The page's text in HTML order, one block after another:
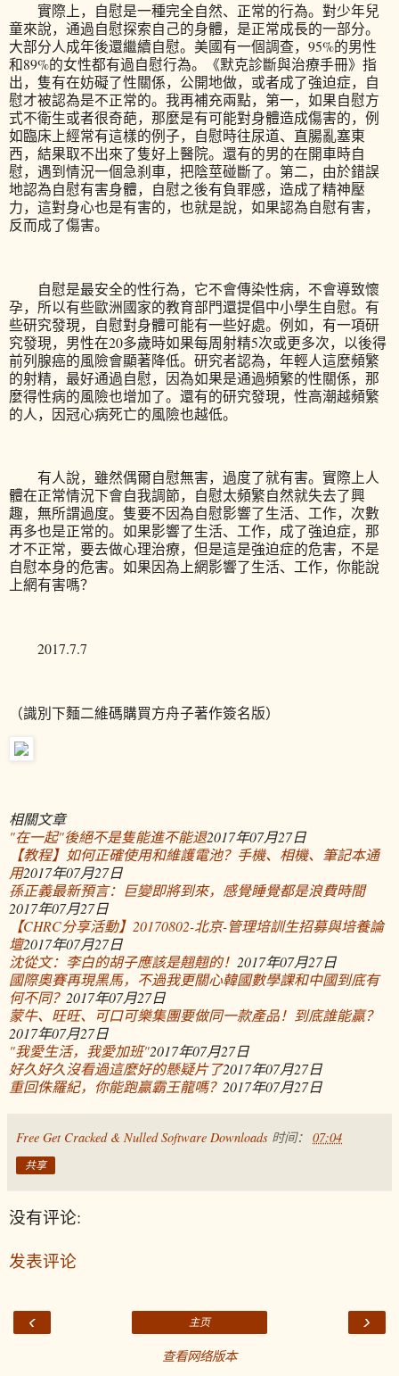
實際上，自慰是一種完全自然、正常的行為。對少年兒
童來說，通過自慰探索自己的身體，是正常成長的一部分。
大部分人成年後還繼續自慰。美國有一個調查，95%的男性
和89%的女性都有過自慰行為。《默克診斷與治療手冊》指
出，隻有在妨礙了性關係，公開地做，或者成了強迫症，自
慰才被認為是不正常的。我再補充兩點，第一，如果自慰方
式不衛生或者很奇葩，那麼是有可能對身體造成傷害的，例
如臨床上經常有這樣的例子，自慰時往尿道、直腸亂塞東
西，結果取不出來了隻好上醫院。還有的男的在開車時自
慰，遇到情況一個急刹車，把陰莖碰斷了。第二，由於錯誤
地認為自慰有害身體，自慰之後有負罪感，造成了精神壓
力，這對身心也是有害的，也就是說，如果認為自慰有害，
反而成了傷害。
自慰是最安全的性行為，它不會傳染性病，不會導致懷
孕，所以有些歐洲國家的教育部門還提倡中小學生自慰。有
些研究發現，自慰對身體可能有一些好處。例如，有一項研
究發現，男性在20多歲時如果每周射精5次或更多次，以後得
前列腺癌的風險會顯著降低。研究者認為，年輕人這麼頻繁
的射精，最好通過自慰，因為如果是通過頻繁的性關係，那
麼得性病的風險也增加了。還有的研究發現，性高潮越頻繁
的人，因冠心病死亡的風險也越低。
有人說，雖然偶爾自慰無害，過度了就有害。實際上人
體在正常情況下會自我調節，自慰太頻繁自然就失去了興
趣，無所謂過度。隻要不因為自慰影響了生活、工作，次數
再多也是正常的。如果影響了生活、工作，成了強迫症，那
才不正常，要去做心理治療，但是這是強迫症的危害，不是
自慰本身的危害。如果因為上網影響了生活、工作，你能說
上網有害嗎？
2017.7.7
（識別下麵二維碼購買方舟子著作簽名版）
相關文章
"在一起"後絕不是隻能進不能退2017年07月27日
【教程】如何正確使用和維護電池？手機、相機、筆記本通
用2017年07月27日
孫正義最新預言：巨變即將到來，感覺睡覺都是浪費時間
2017年07月27日
【CHRC分享活動】20170802-北京-管理培訓生招募與培養論
壇2017年07月27日
沈從文：李白的胡子應該是翹翹的！ 2017年07月27日
國際奧賽再現黑馬，不過我更關心韓國數學課和中國到底有
何不同？ 2017年07月27日
蒙牛、旺旺、可口可樂集團要做同一款產品！到底誰能贏？
2017年07月27日
"我愛生活，我愛加班"2017年07月27日
好久好久沒看過這麼好的懸疑片了2017年07月27日
重回侏羅紀，你能跑贏霸王龍嗎？ 2017年07月27日
Free Get Cracked & Nulled Software Downloads 时间： 07:04
共享
没有评论:
发表评论
‹ ›
主页
查看网络版本